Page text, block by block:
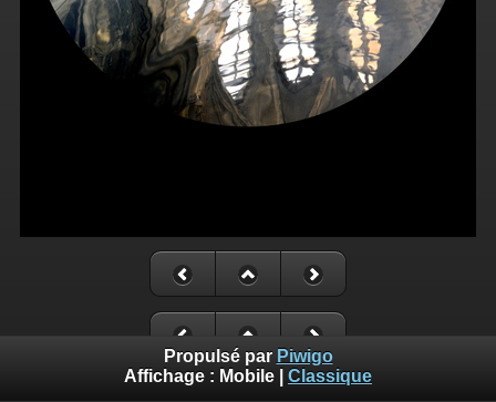
Propulsé par Piwigo
Affichage : Mobile Classique